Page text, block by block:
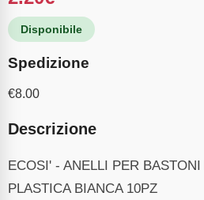
Disponibile
Spedizione
€8.00
Descrizione
ECOSI' - ANELLI PER
PLASTICA BIANCA 10PZ